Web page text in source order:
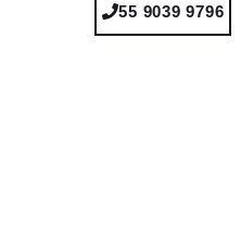
55 9039 9796